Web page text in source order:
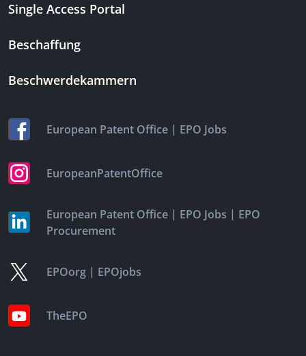
Single Access Portal
Beschaffung
Beschwerdekammern
European Patent Office | EPO Jobs
EuropeanPatentOffice
European Patent Office | EPO Jobs | EPO
Procurement
EPOorg | EPOjobs
TheEPO